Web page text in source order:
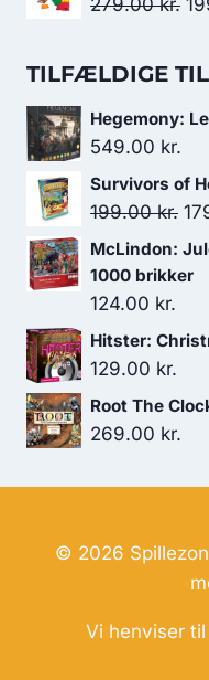
279.00kr.
TILFÆLDIGE
Hegemony:
549.00 kr.
Survivors of
199.00kr.
pris
McLindon:
1000 brikker
124.00 kr.
Hitster:
129.00 kr.
Root The
269.00 kr.
© 2026
Vi henviser